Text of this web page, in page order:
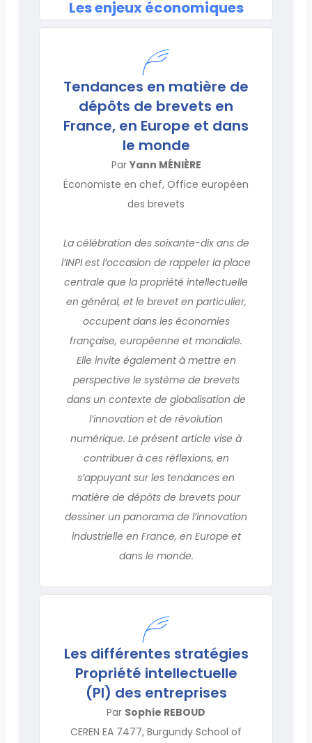
Les enjeux économiques
Tendances en matière de
dépôts de brevets en
France, en Europe et dans
le monde
ParYann MÉNIÈRE
Économiste en chef, Office européen
des brevets
La célébration des soixante-dix ans de
l’INPI est l’occasion de rappeler la place
centrale que la propriété intellectuelle
en général, et le brevet en particulier,
occupent dans les économies
française, européenne et mondiale.
Elle invite également à mettre en
perspective le système de brevets
dans un contexte de globalisation de
l’innovation et de révolution
numérique. Le présent article vise à
contribuer à ces réflexions, en
s’appuyant sur les tendances en
matière de dépôts de brevets pour
dessiner un panorama de l’innovation
industrielle en France, en Europe et
dans le monde.
Les différentes stratégies
Propriété intellectuelle
(PI) des entreprises
Par Sophie REBOUD
CEREN EA 7477, Burgundy School of